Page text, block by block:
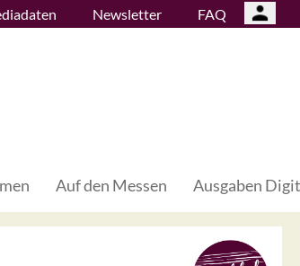
Newsletter FAQ
Auf den Messen Ausgaben